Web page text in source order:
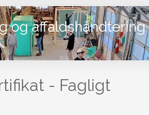
og affaldshåndtering
- Fagligt